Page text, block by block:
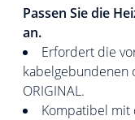
Passen Sie die
an.
Erfordert die
kabelgebundenen
ORIGINAL.
Kompatibel mit